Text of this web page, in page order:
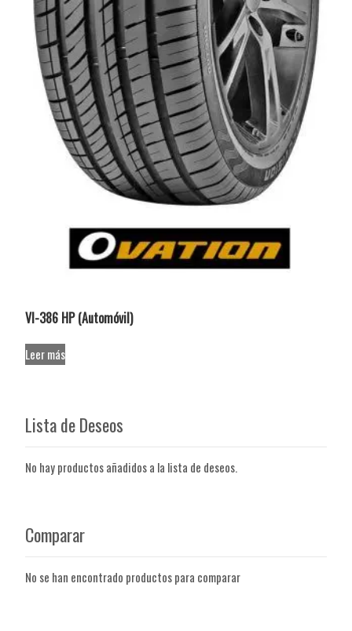
VI-386 HP (Automóvil)
Leer más
Lista de Deseos
No hay productos añadidos a la lista de deseos.
Comparar
No se han encontrado productos para comparar